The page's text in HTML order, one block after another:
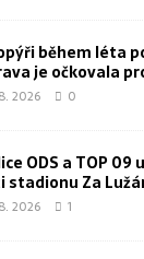
během léta
je očkovala
2026 0
ODS a TOP 09
stadionu Za
2026 1